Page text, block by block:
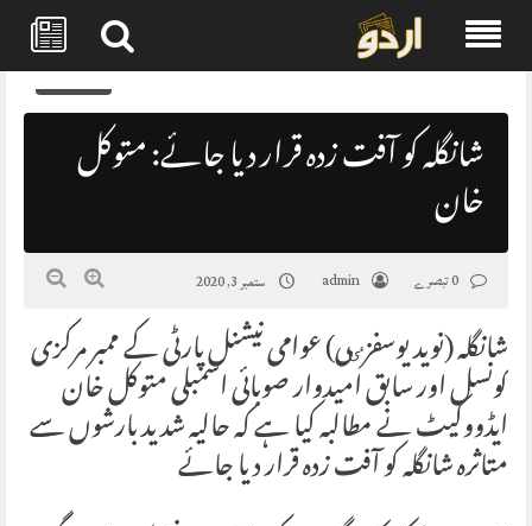
Skip
content
0
شانگلہ کو آفت زدہ قرار دیا جائے: متوکل
خان
admin ستمبر 3, 2020
شانگلہ (نوید یوسفزٸی) عوامی نیشنل پارٹی کے ممبر مرکزی
کونسل اور سابق امیدوار صوبائی اسمبلی متوکل خان
ایڈووکیٹ نے مطالبہ کیا ہے کہ حالیہ شدید بارشوں سے
متاثرہ شانگلہ کو آفت زدہ قرار دیا جائے